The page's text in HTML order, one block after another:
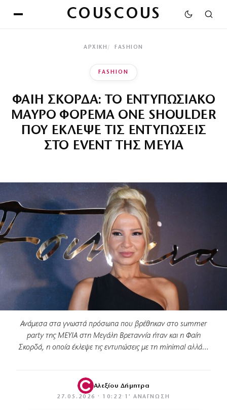
COUSCOUS
ΑΡΧΙΚΉ FASHION
FASHION
ΦΑΙΗ ΣΚΟΡΔΑ: ΤΟ ΕΝΤΥΠΩΣΙΑΚΟ
ΜΑΥΡΟ ΦΟΡΕΜΑ ONE SHOULDER
ΠΟΥ ΕΚΛΕΨΕ ΤΙΣ ΕΝΤΥΠΩΣΕΙΣ
ΣΤΟ EVENT ΤΗΣ MEYIA
Ανάμεσα στα γνωστά πρόσωπα που βρέθηκαν στο summer
party της MEYIA στη Μεγάλη Βρεταννία ήταν και η Φαίη
Σκορδά, η οποία έκλεψε τις εντυπώσεις με τη minimal αλλά…
Αλεξίου Δήμητρα
27.05.2026 · 10:22 · 1′ ΑΝΆΓΝΩΣΗ